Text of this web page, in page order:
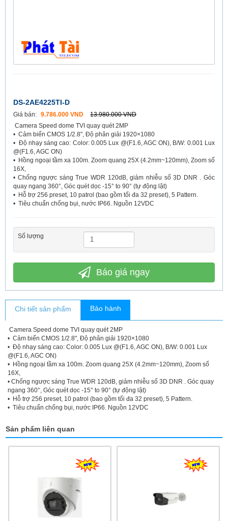
DS-2AE4225TI-D
Giá bán: 9.786.000 VND
13.980.000 VND
Camera Speed dome TVI quay quét 2MP
• Cảm biến CMOS 1/2.8", Độ phân giải 1920×1080
• Độ nhạy sáng cao: Color: 0.005 Lux @(F1.6, AGC ON), B/W: 0.001 Lux
@(F1.6, AGC ON)
• Hồng ngoại tầm xa 100m. Zoom quang 25X (4.2mm~120mm), Zoom số
16X,
• Chống ngược sáng True WDR 120dB, giảm nhiễu số 3D DNR . Góc
quay ngang 360°, Góc quét dọc -15° to 90° (tự động lật)
• Hỗ trợ 256 preset, 10 patrol (bao gồm tối đa 32 preset), 5 Pattern.
• Tiêu chuẩn chống bụi, nước IP66. Nguồn 12VDC
Số lượng
Báo giá ngay
Chi tiết sản phẩm Bảo hành
Camera Speed dome TVI quay quét 2MP
• Cảm biến CMOS 1/2.8", Độ phân giải 1920×1080
• Độ nhạy sáng cao: Color: 0.005 Lux @(F1.6, AGC ON), B/W: 0.001 Lux
@(F1.6, AGC ON)
• Hồng ngoại tầm xa 100m. Zoom quang 25X (4.2mm~120mm), Zoom số
16X,
• Chống ngược sáng True WDR 120dB, giảm nhiễu số 3D DNR . Góc quay
ngang 360°, Góc quét dọc -15° to 90° (tự động lật)
• Hỗ trợ 256 preset, 10 patrol (bao gồm tối đa 32 preset), 5 Pattern.
• Tiêu chuẩn chống bụi, nước IP66. Nguồn 12VDC
Sản phẩm liên quan